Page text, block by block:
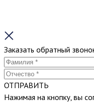
Заказать обратный
ОТПРАВИТЬ
Нажимая на кнопку, вы